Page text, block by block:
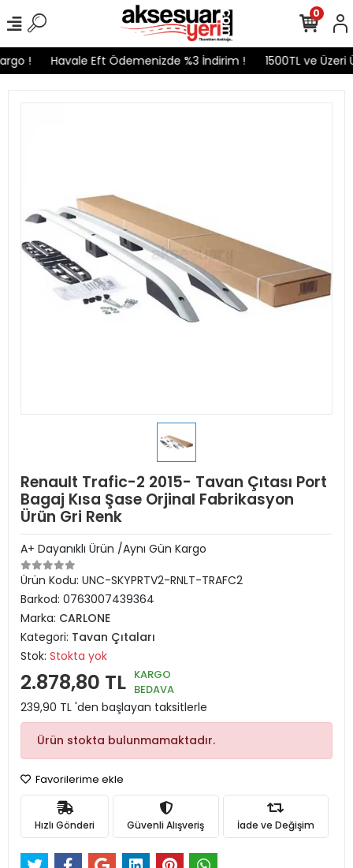
! Havale Eft Ödemenizde %3 İndirim ! 1500TL ve Üzeri
0
Renault Trafic-2 2015- Tavan Çıtası Port
Bagaj Kısa Şase Orjinal Fabrikasyon
Ürün Gri Renk
A+ Dayanıklı Ürün /Aynı Gün Kargo
Ürün Kodu: UNC-SKYPRTV2-RNLT-TRAFC2
Barkod: 0763007439364
Marka: CARLONE
Kategori: Tavan Çıtaları
Stok: Stokta yok
2.878,80 TL KARGO
BEDAVA
239,90 TL 'den başlayan taksitlerle
Ürün stokta bulunmamaktadır.
Favorilerime ekle
Hızlı Gönderi Güvenli Alışveriş İade ve Değişim